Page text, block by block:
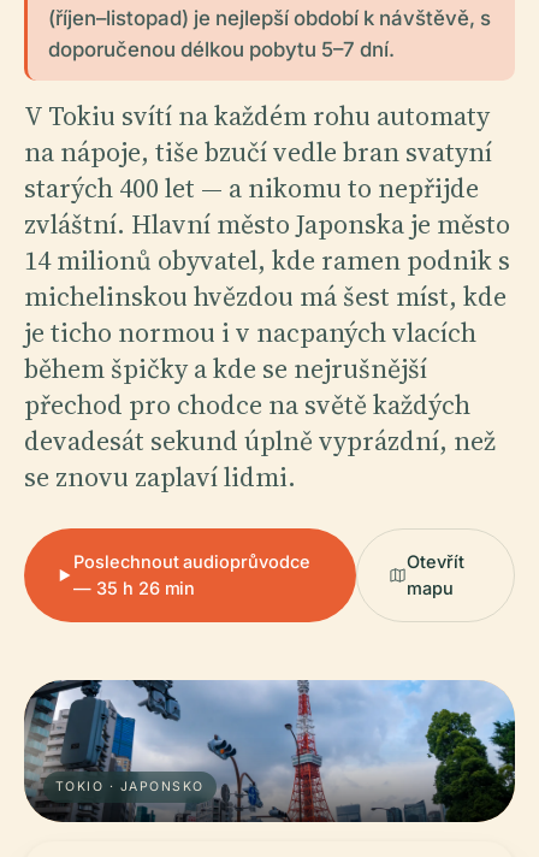
(říjen–listopad) je nejlepší období k návštěvě, s
doporučenou délkou pobytu 5–7 dní.
V Tokiu svítí na každém rohu automaty
na nápoje, tiše bzučí vedle bran svatyní
starých 400 let — a nikomu to nepřijde
zvláštní. Hlavní město Japonska je město
14 milionů obyvatel, kde ramen podnik s
michelinskou hvězdou má šest míst, kde
je ticho normou i v nacpaných vlacích
během špičky a kde se nejrušnější
přechod pro chodce na světě každých
devadesát sekund úplně vyprázdní, než
se znovu zaplaví lidmi.
Poslechnout audioprůvodce
— 35 h 26 min
Otevřít
mapu
TOKIO · JAPONSKO